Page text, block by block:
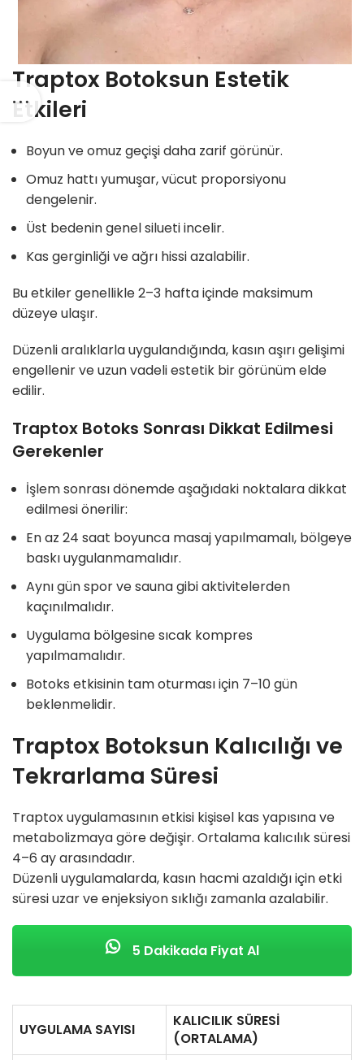
Traptox Botoksun Estetik
Etkileri
Boyun ve omuz geçişi daha zarif görünür.
Omuz hattı yumuşar, vücut proporsiyonu
dengelenir.
Üst bedenin genel silueti incelir.
Kas gerginliği ve ağrı hissi azalabilir.
Bu etkiler genellikle 2–3 hafta içinde maksimum
düzeye ulaşır.
Düzenli aralıklarla uygulandığında, kasın aşırı gelişimi
engellenir ve uzun vadeli estetik bir görünüm elde
edilir.
Traptox Botoks Sonrası Dikkat Edilmesi
Gerekenler
İşlem sonrası dönemde aşağıdaki noktalara dikkat
edilmesi önerilir:
En az 24 saat boyunca masaj yapılmamalı, bölgeye
baskı uygulanmamalıdır.
Aynı gün spor ve sauna gibi aktivitelerden
kaçınılmalıdır.
Uygulama bölgesine sıcak kompres
yapılmamalıdır.
Botoks etkisinin tam oturması için 7–10 gün
beklenmelidir.
Traptox Botoksun Kalıcılığı ve
Tekrarlama Süresi
Traptox uygulamasının etkisi kişisel kas yapısına ve
metabolizmaya göre değişir. Ortalama kalıcılık süresi
4–6 ay arasındadır.
Düzenli uygulamalarda, kasın hacmi azaldığı için etki
süresi uzar ve enjeksiyon sıklığı zamanla azalabilir.
5 Dakikada Fiyat Al
UYGULAMA SAYISI
KALICILIK SÜRESI
(ORTALAMA)